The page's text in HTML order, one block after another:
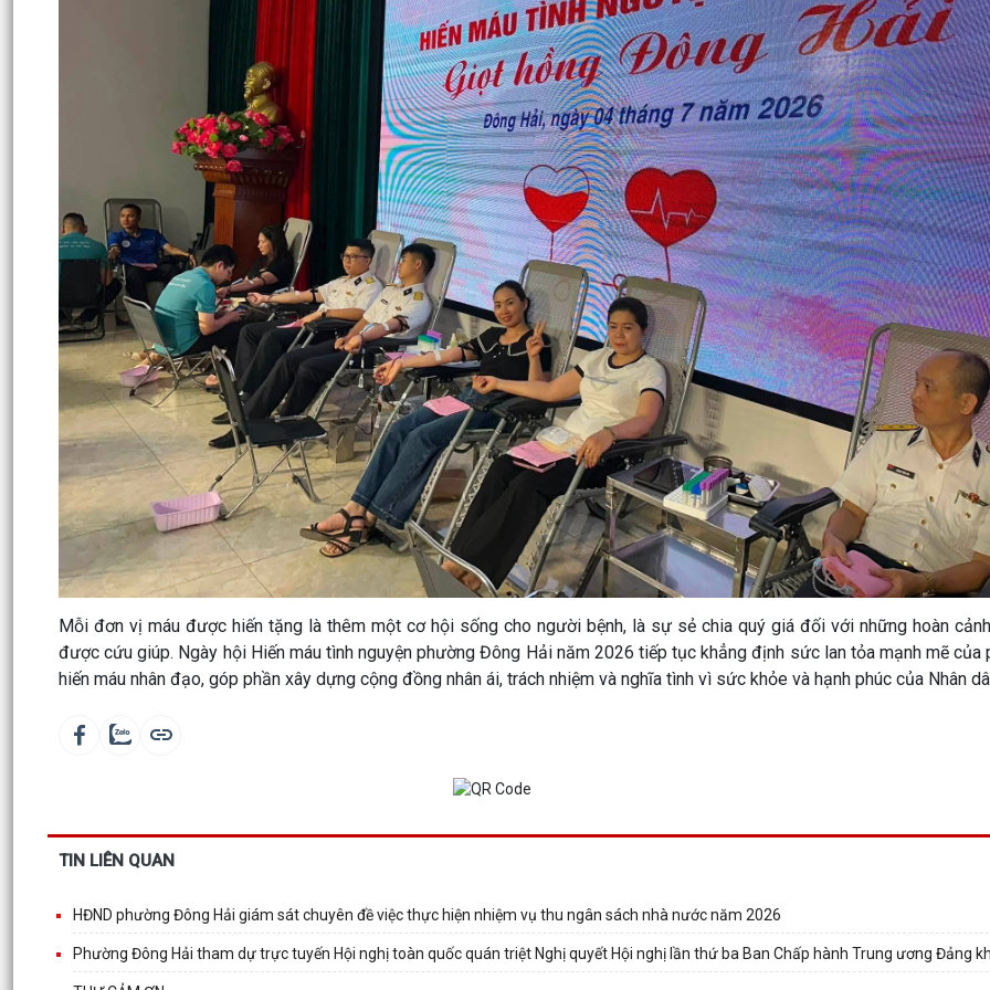
Mỗi đơn vị máu được hiến tặng là thêm một cơ hội sống cho người bệnh, là sự sẻ chia quý giá đối với những hoàn
được cứu giúp. Ngày hội Hiến máu tình nguyện phường Đông Hải năm 2026 tiếp tục khẳng định sức lan tỏa mạnh mẽ của
hiến máu nhân đạo, góp phần xây dựng cộng đồng nhân ái, trách nhiệm và nghĩa tình vì sức khỏe và hạnh phúc của Nhân
TIN LIÊN QUAN
HĐND phường Đông Hải giám sát chuyên đề việc thực hiện nhiệm vụ thu ngân sách nhà nước năm 2026
Phường Đông Hải tham dự trực tuyến Hội nghị toàn quốc quán triệt Nghị quyết Hội nghị lần thứ ba Ban Chấp hành Trung ương Đảng